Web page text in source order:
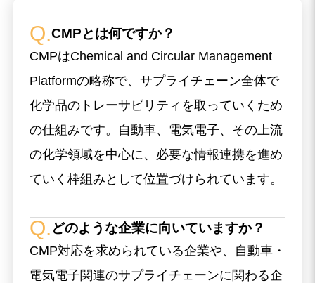
CMPとは何ですか？
CMPはChemical and Circular Management
Platformの略称で、サプライチェーン全体で
化学品のトレーサビリティを取っていくため
の仕組みです。自動車、電気電子、その上流
の化学領域を中心に、必要な情報連携を進め
ていく枠組みとして位置づけられています。
どのような企業に向いていますか？
CMP対応を求められている企業や、自動車・
電気電子関連のサプライチェーンに関わる企